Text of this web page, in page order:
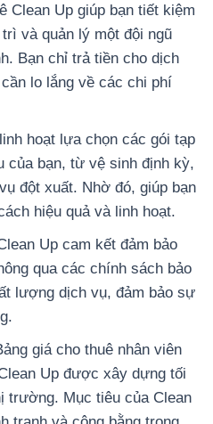
Clean Up giúp bạn tiết kiệm
và quản lý một đội ngũ
Bạn chỉ trả tiền cho dịch
lo lắng về các chi phí
hoạt lựa chọn các gói tạp
của bạn, từ vệ sinh định kỳ,
đột xuất. Nhờ đó, giúp bạn
hiệu quả và linh hoạt.
Up cam kết đảm bảo
qua các chính sách bảo
lượng dịch vụ, đảm bảo sự
giá cho thuê nhân viên
Up được xây dựng tối
trường. Mục tiêu của Clean